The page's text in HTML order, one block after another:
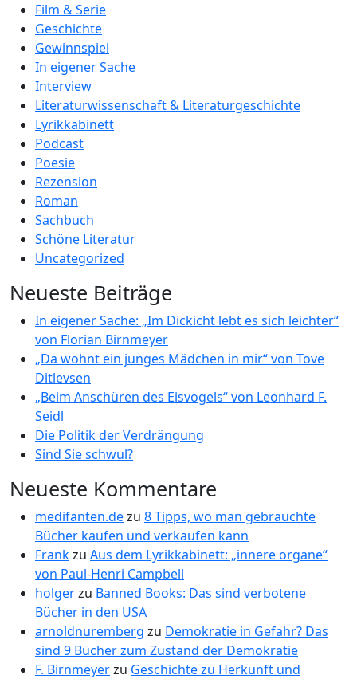
Film & Serie
Geschichte
Gewinnspiel
In eigener Sache
Interview
Literaturwissenschaft & Literaturgeschichte
Lyrikkabinett
Podcast
Poesie
Rezension
Roman
Sachbuch
Schöne Literatur
Uncategorized
Neueste Beiträge
In eigener Sache: „Im Dickicht lebt es sich leichter“
von Florian Birnmeyer
„Da wohnt ein junges Mädchen in mir“ von Tove
Ditlevsen
„Beim Anschüren des Eisvogels“ von Leonhard F.
Seidl
Die Politik der Verdrängung
Sind Sie schwul?
Neueste Kommentare
medifanten.dezu 8 Tipps, wo man gebrauchte
Bücher kaufen und verkaufen kann
Frankzu Aus dem Lyrikkabinett: „innere organe“
von Paul-Henri Campbell
holgerzu Banned Books: Das sind verbotene
Bücher in den USA
arnoldnuremberg zu Demokratie in Gefahr? Das
sind 9 Bücher zum Zustand der Demokratie
F. Birnmeyerzu Geschichte zu Herkunft und